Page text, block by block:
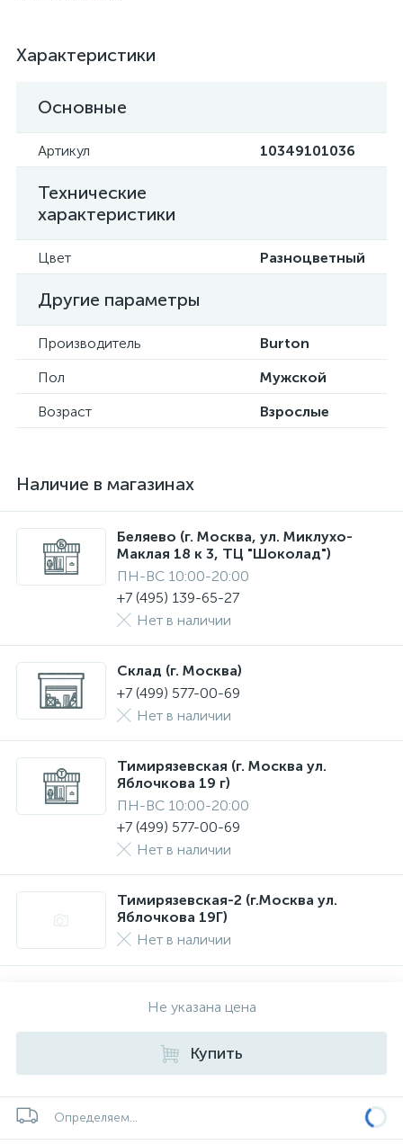
Характеристики
Основные
Артикул 10349101036
Технические
характеристики
Цвет Разноцветный
Другие параметры
Производитель
Burton
Пол
Мужской
Возраст
Взрослые
Наличие в магазинах
Беляево (г. Москва, ул. Миклухо-
Маклая 18 к 3, ТЦ "Шоколад")
ПН-ВС 10:00-20:00
+7 (495) 139-65-27
Нет в наличии
Склад (г. Москва)
+7 (499) 577-00-69
Нет в наличии
Тимирязевская (г. Москва ул.
Яблочкова 19 г)
ПН-ВС 10:00-20:00
+7 (499) 577-00-69
Нет в наличии
Тимирязевская-2 (г.Москва ул.
Яблочкова 19Г)
Нет в наличии
Не указана цена
Купить
Определяем...